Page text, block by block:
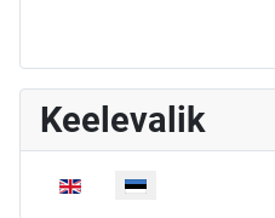
Keelevalik
Vali keel